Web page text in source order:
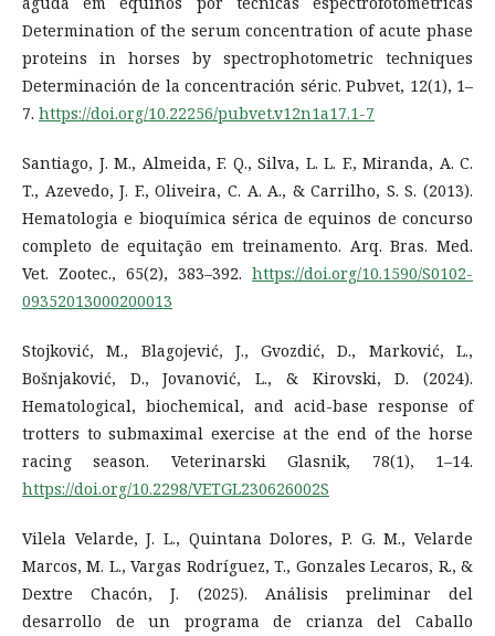
Determination of the serum concentration of acute phase
proteins in horses by spectrophotometric techniques
Determinación de la concentración séric. Pubvet, 12(1), 1–
7. https://doi.org/10.22256/pubvet.v12n1a17.1-7
Santiago, J. M., Almeida, F. Q., Silva, L. L. F., Miranda, A. C.
T., Azevedo, J. F., Oliveira, C. A. A., & Carrilho, S. S. (2013).
Hematologia e bioquímica sérica de equinos de concurso
completo de equitação em treinamento. Arq. Bras. Med.
Vet. Zootec., 65(2), 383–392. https://doi.org/10.1590/S0102-
09352013000200013
Stojković, M., Blagojević, J., Gvozdić, D., Marković, L.,
Bošnjaković, D., Jovanović, L., & Kirovski, D. (2024).
Hematological, biochemical, and acid-base response of
trotters to submaximal exercise at the end of the horse
racing season. Veterinarski Glasnik, 78(1), 1–14.
https://doi.org/10.2298/VETGL230626002S
Vilela Velarde, J. L., Quintana Dolores, P. G. M., Velarde
Marcos, M. L., Vargas Rodríguez, T., Gonzales Lecaros, R., &
Dextre Chacón, J. (2025). Análisis preliminar del
desarrollo de un programa de crianza del Caballo